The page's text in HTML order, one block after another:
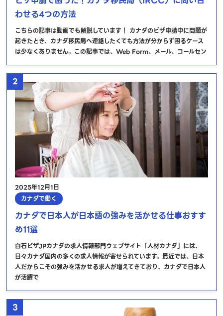
わせる4つの方法
こちらの記事は動画でも解説しています！ カナダのビザ申請中に問題が
起きたとき、カナダ移民局へ連絡したくても方法が分からず困るケース
は少なくありません。この記事では、Web Form、メール、コールセン
2
2025年12月1日
カナダで働く
カナダで日本人が日本語の強みを活かせる仕事おすす
め11選
白石ビザJPカナダの求人情報部門ウェブサイト「人材カナダ」には、
日々カナダ国内の多くの求人情報が寄せられています。最近では、日本
人だからこその強みを活かせる求人が増えてきており、カナダで日本人
が活躍で
3